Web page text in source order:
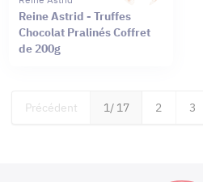
Reine Astrid - Truffes
Chocolat Pralinés Coffret
de 200g
Précédent 1 / 17 2 3